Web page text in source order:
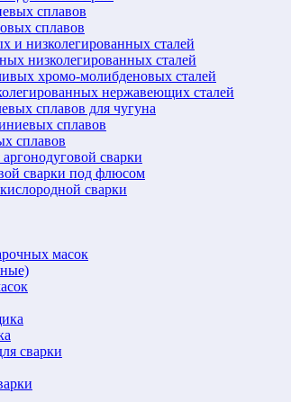
сплавов
сплавов
и низколегированных сталей
низколегированных сталей
хромо-молибденовых сталей
нержавеющих сталей
сплавов для чугуна
сплавов
сплавов
сварки
сварки под флюсом
сварки
масок
сварки